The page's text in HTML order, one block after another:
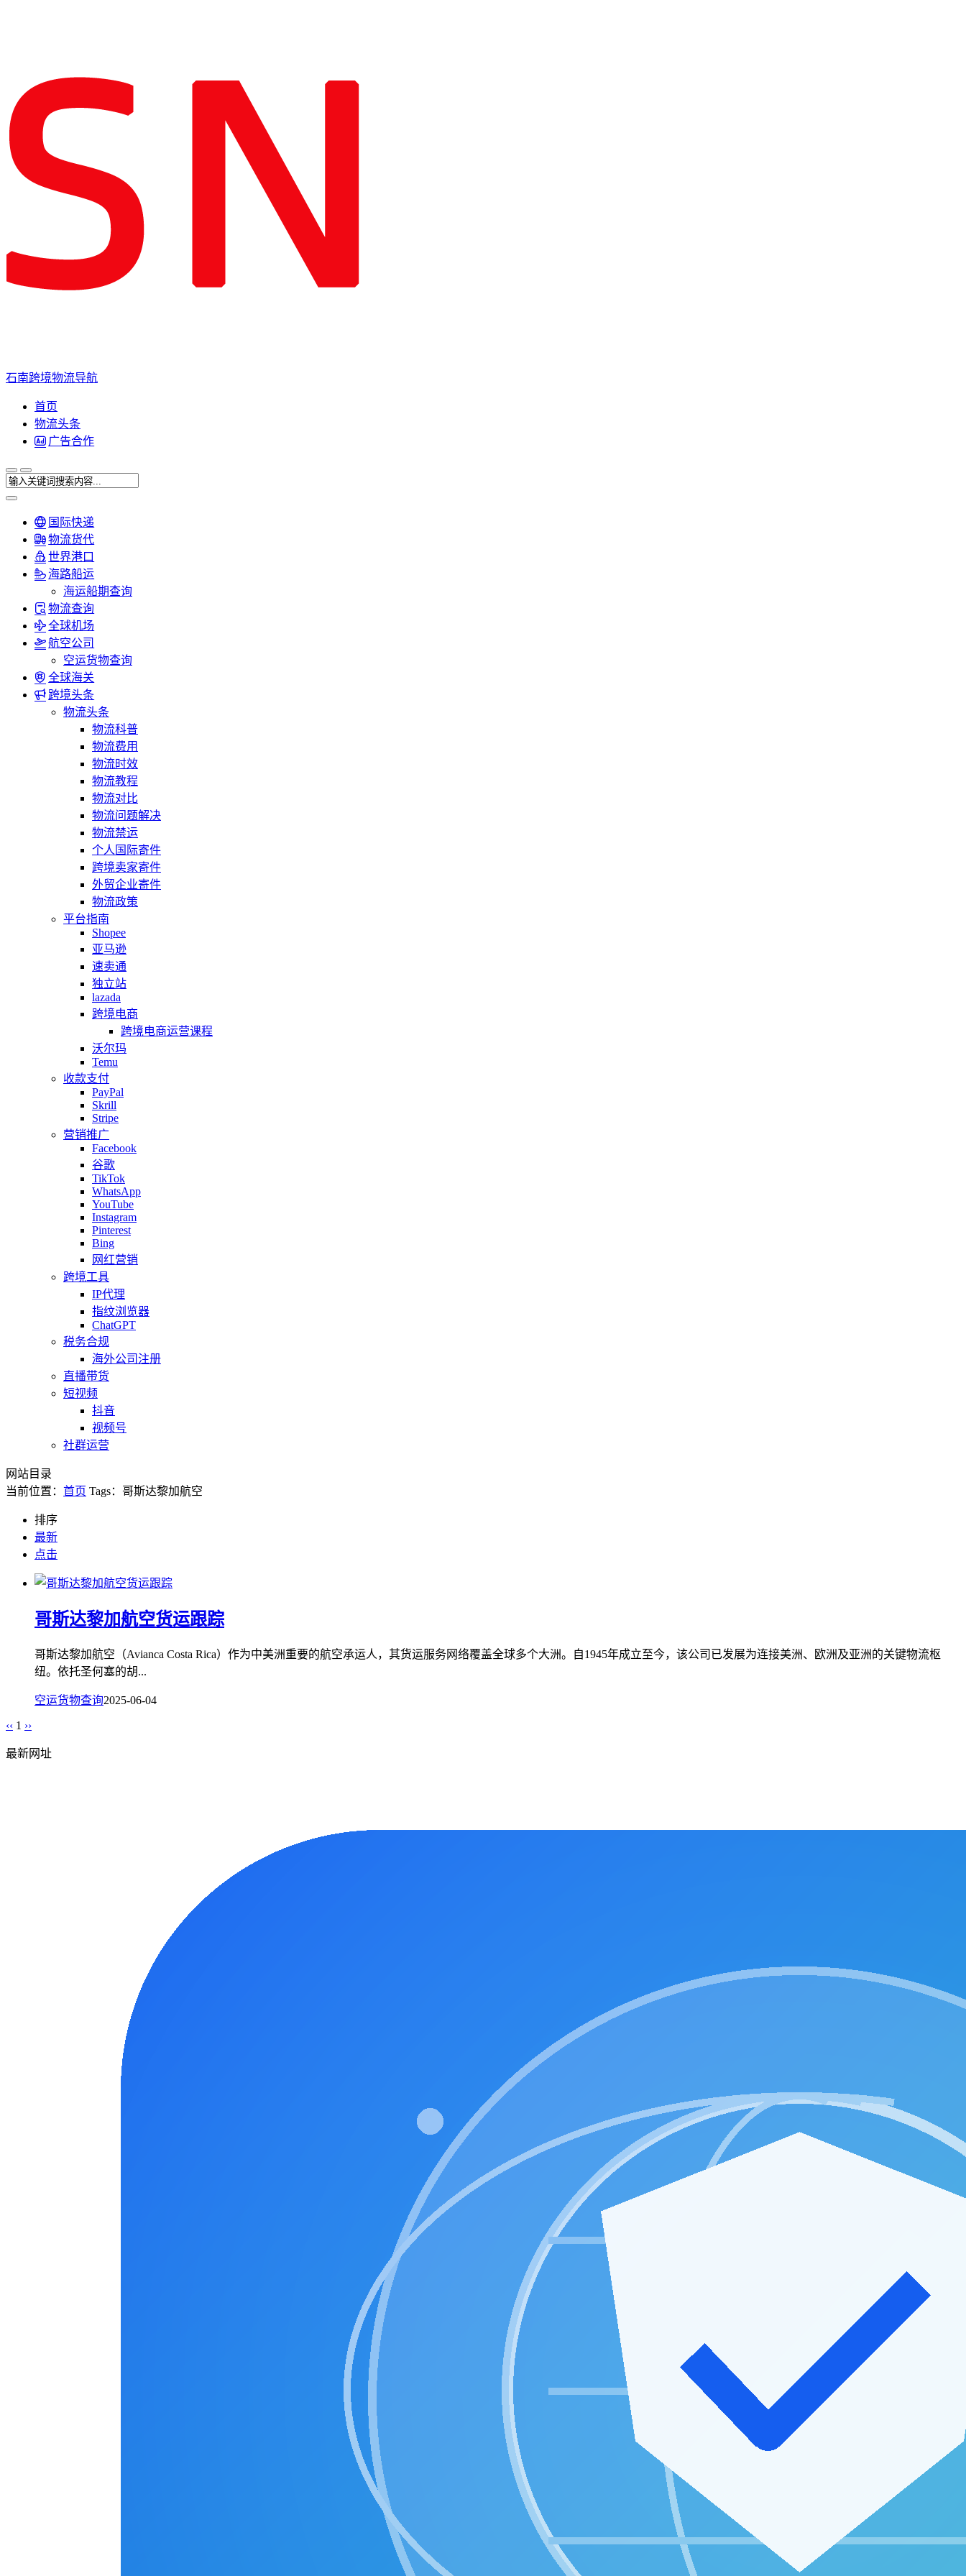
石南跨境物流导航
首页
物流头条
广告合作
国际快递
物流货代
世界港口
海路船运
海运船期查询
物流查询
全球机场
航空公司
空运货物查询
全球海关
跨境头条
物流头条
物流科普
物流费用
物流时效
物流教程
物流对比
物流问题解决
物流禁运
个人国际寄件
跨境卖家寄件
外贸企业寄件
物流政策
平台指南
Shopee
亚马逊
速卖通
独立站
lazada
跨境电商
跨境电商运营课程
沃尔玛
Temu
收款支付
PayPal
Skrill
Stripe
营销推广
Facebook
谷歌
TikTok
WhatsApp
YouTube
Instagram
Pinterest
Bing
网红营销
跨境工具
IP代理
指纹浏览器
ChatGPT
税务合规
海外公司注册
直播带货
短视频
抖音
视频号
社群运营
网站目录
当前位置： 首页 Tags：哥斯达黎加航空
排序
最新
点击
哥斯达黎加航空货运跟踪
哥斯达黎加航空（Avianca Costa Rica）作为中美洲重要的航空承运人，其货运服务网络覆盖全球多个大洲。自1945年成立至今，该公司已发展为连接美洲、欧洲及亚洲的关键物流枢
纽。依托圣何塞的胡...
空运货物查询2025-06-04
‹‹ 1 ››
最新网址